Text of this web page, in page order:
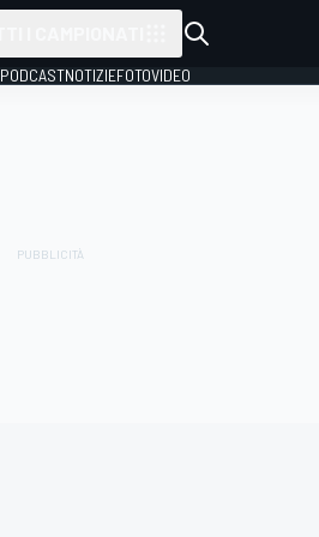
PODCASTNOTIZIEFOTOVIDEO